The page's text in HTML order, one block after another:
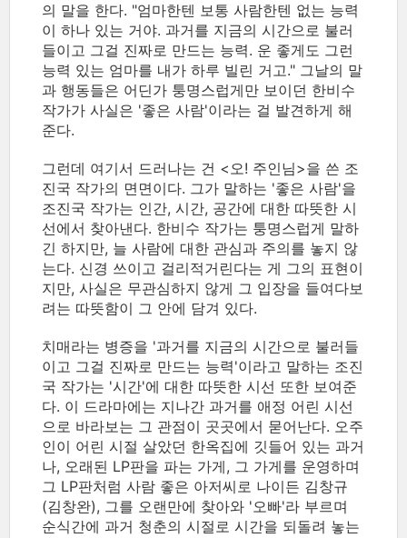
의 말을 한다. "엄마한텐 보통 사람한텐 없는 능력
이 하나 있는 거야. 과거를 지금의 시간으로 불러
들이고 그걸 진짜로 만드는 능력. 운 좋게도 그런
능력 있는 엄마를 내가 하루 빌린 거고." 그날의 말
과 행동들은 어딘가 퉁명스럽게만 보이던 한비수
작가가 사실은 '좋은 사람'이라는 걸 발견하게 해
준다.
그런데 여기서 드러나는 건 <오! 주인님>을 쓴 조
진국 작가의 면면이다. 그가 말하는 '좋은 사람'을
조진국 작가는 인간, 시간, 공간에 대한 따뜻한 시
선에서 찾아낸다. 한비수 작가는 퉁명스럽게 말하
긴 하지만, 늘 사람에 대한 관심과 주의를 놓지 않
는다. 신경 쓰이고 걸리적거린다는 게 그의 표현이
지만, 사실은 무관심하지 않게 그 입장을 들여다보
려는 따뜻함이 그 안에 담겨 있다.
치매라는 병증을 '과거를 지금의 시간으로 불러들
이고 그걸 진짜로 만드는 능력'이라고 말하는 조진
국 작가는 '시간'에 대한 따뜻한 시선 또한 보여준
다. 이 드라마에는 지나간 과거를 애정 어린 시선
으로 바라보는 그 관점이 곳곳에서 묻어난다. 오주
인이 어린 시절 살았던 한옥집에 깃들어 있는 과거
나, 오래된 LP판을 파는 가게, 그 가게를 운영하며
그 LP판처럼 사람 좋은 아저씨로 나이든 김창규
(김창완), 그를 오랜만에 찾아와 '오빠'라 부르며
순식간에 과거 청춘의 시절로 시간을 되돌려 놓는